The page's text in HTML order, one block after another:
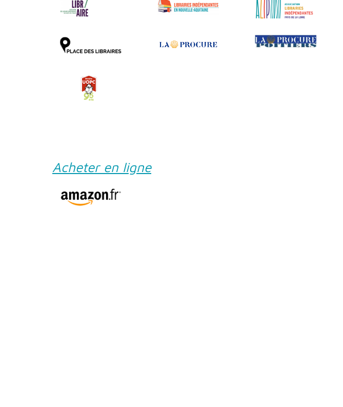
Acheter en ligne